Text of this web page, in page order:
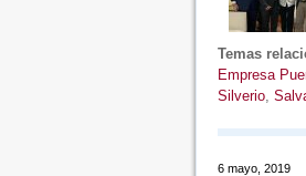
Temas
Empresa
Silverio,
6 mayo, 2019